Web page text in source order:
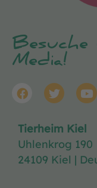
Besuche
Media!
Tierheim Kiel
Uhlenkrog 190
24109 Kiel |